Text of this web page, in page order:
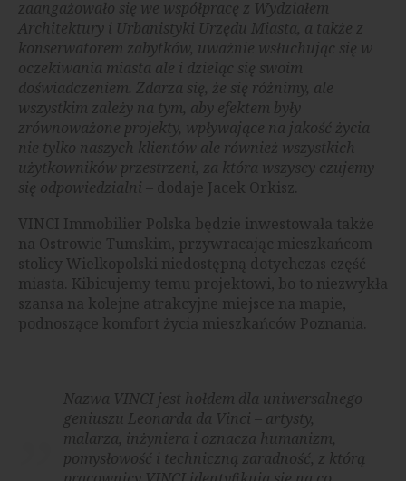
zaangażowało się we współpracę z Wydziałem
Architektury i Urbanistyki Urzędu Miasta, a także z
konserwatorem zabytków, uważnie wsłuchując się w
oczekiwania miasta ale i dzieląc się swoim
doświadczeniem. Zdarza się, że się różnimy, ale
wszystkim zależy na tym, aby efektem były
zrównoważone projekty, wpływające na jakość życia
nie tylko naszych klientów ale również wszystkich
użytkowników przestrzeni, za która wszyscy czujemy
się odpowiedzialni – dodaje Jacek Orkisz.
VINCI Immobilier Polska będzie inwestowała także
na Ostrowie Tumskim, przywracając mieszkańcom
stolicy Wielkopolski niedostępną dotychczas część
miasta. Kibicujemy temu projektowi, bo to niezwykła
szansa na kolejne atrakcyjne miejsce na mapie,
podnoszące komfort życia mieszkańców Poznania.
Nazwa VINCI jest hołdem dla uniwersalnego
geniuszu Leonarda da Vinci – artysty,
malarza, inżyniera i oznacza humanizm,
pomysłowość i techniczną zaradność, z którą